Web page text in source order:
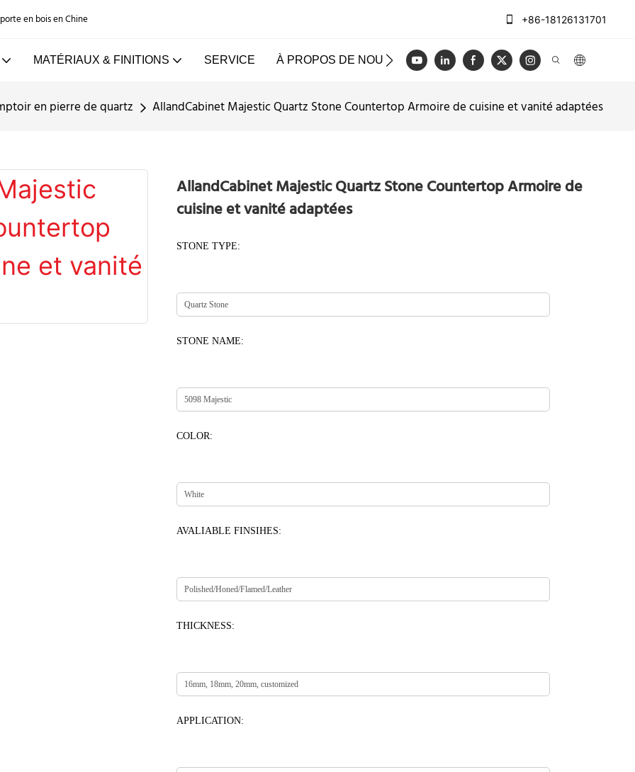
en bois en Chine +86-18126131701
MATÉRIAUX & FINITIONS SERVICE À PROPOS DE NOUS CAS BLOG VIDÉO NOUS
en pierre de quartz AllandCabinet Majestic Quartz Stone Countertop Armoire de cuisine et vanité adaptées
AllandCabinet Majestic Quartz Stone Countertop Armoire de
cuisine et vanité adaptées
STONE TYPE:
STONE NAME:
COLOR:
AVALIABLE FINSIHES:
THICKNESS:
APPLICATION: